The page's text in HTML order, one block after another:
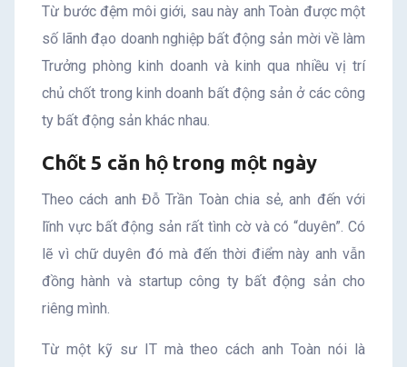
Từ bước đệm môi giới, sau này anh Toàn được một
số lãnh đạo doanh nghiệp bất động sản mời về làm
Trưởng phòng kinh doanh và kinh qua nhiều vị trí
chủ chốt trong kinh doanh bất động sản ở các công
ty bất động sản khác nhau.
Chốt 5 căn hộ trong một ngày
Theo cách anh Đỗ Trần Toàn chia sẻ, anh đến với
lĩnh vực bất động sản rất tình cờ và có “duyên”. Có
lẽ vì chữ duyên đó mà đến thời điểm này anh vẫn
đồng hành và startup công ty bất động sản cho
riêng mình.
Từ một kỹ sư IT mà theo cách anh Toàn nói là